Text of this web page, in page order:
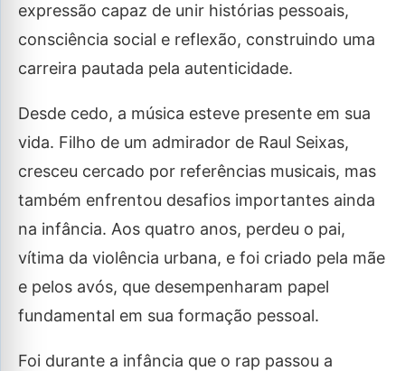
expressão capaz de unir histórias pessoais,
consciência social e reflexão, construindo uma
carreira pautada pela autenticidade.
Desde cedo, a música esteve presente em sua
vida. Filho de um admirador de Raul Seixas,
cresceu cercado por referências musicais, mas
também enfrentou desafios importantes ainda
na infância. Aos quatro anos, perdeu o pai,
vítima da violência urbana, e foi criado pela mãe
e pelos avós, que desempenharam papel
fundamental em sua formação pessoal.
Foi durante a infância que o rap passou a